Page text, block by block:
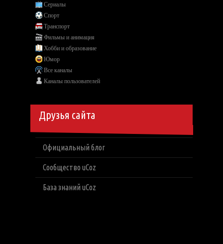
Сериалы
Спорт
Транспорт
Фильмы и анимация
Хобби и образование
Юмор
Все каналы
Каналы пользователей
Друзья сайта
Официальный блог
Сообщество uCoz
База знаний uCoz